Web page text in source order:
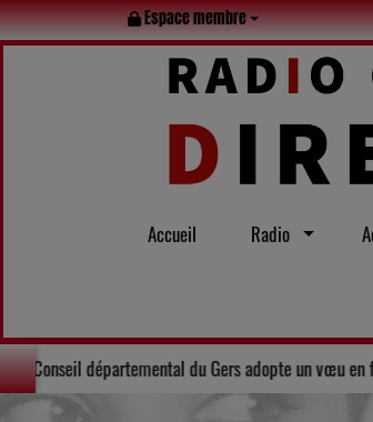
Espace membre
Accueil Radio
tout l’été Solidarité : Le Conseil